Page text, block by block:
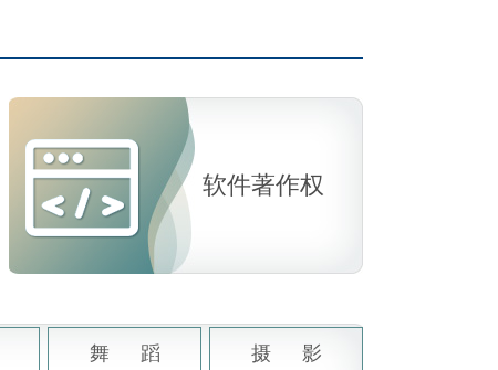
软件著作权
舞 蹈 摄 影